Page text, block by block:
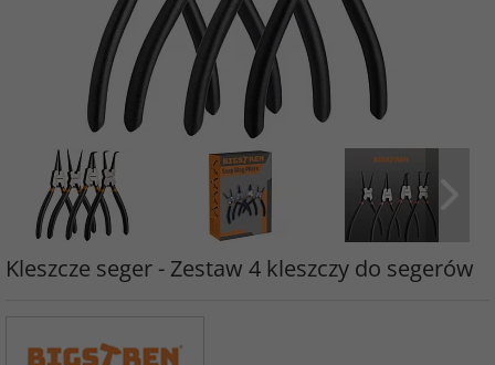
Kleszcze seger - Zestaw 4 kleszczy do segerów